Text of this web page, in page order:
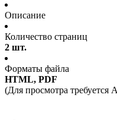
Описание
Количество страниц
2 шт.
Форматы файла
HTML, PDF
(Для просмотра требуется